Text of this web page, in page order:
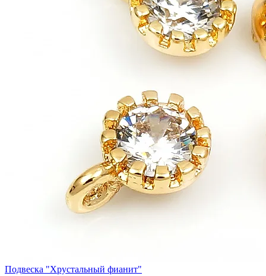
Подвеска "Хрустальный фианит"